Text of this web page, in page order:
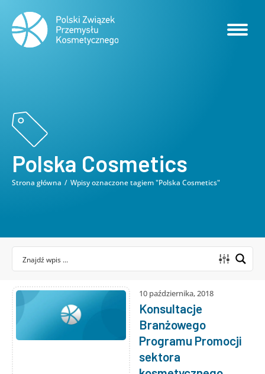
Polska Cosmetics
Jesteś tutaj:
Strona główna Wpisy oznaczone tagiem "Polska Cosmetics"
10 października, 2018
Konsultacje
Branżowego
Programu Promocji
sektora